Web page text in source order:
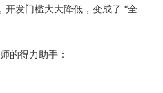
发门槛大大降低，变成了 “全
的得力助手：